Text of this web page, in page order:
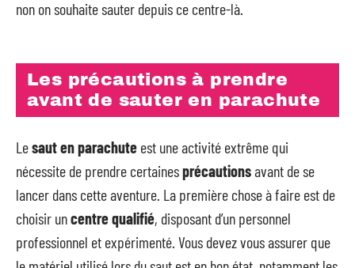
non on souhaite sauter depuis ce centre-là.
Les précautions à prendre
avant de sauter en parachute
Lesaut en parachute est une activité extrême qui
nécessite de prendre certainesprécautionsavant de se
lancer dans cette aventure. La première chose à faire est de
choisir uncentre qualifié, disposant d’un personnel
professionnel et expérimenté. Vous devez vous assurer que